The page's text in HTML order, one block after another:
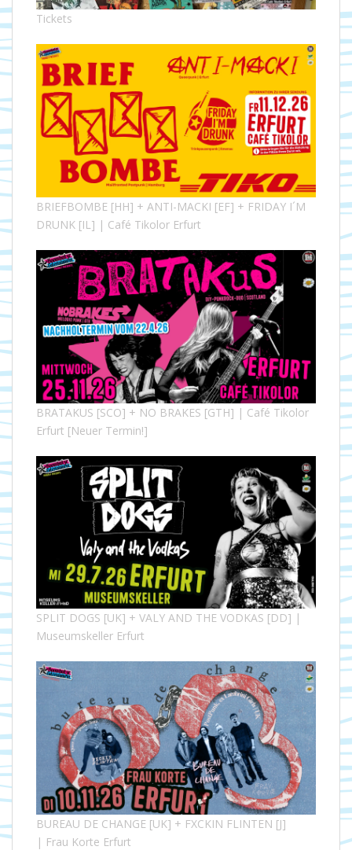
Tickets
BRIEFBOMBE [HH] + ANTI-MACKI [EF] + FRIDAY I´M
DRUNK [IL] | Café Tikolor Erfurt
BRATAKUS [SCO] + NO BRAKES [GTH] | Café Tikolor
Erfurt [Neuer Termin!]
SPLIT DOGS [UK] + VALY AND THE VODKAS [DD] |
Museumskeller Erfurt
BUREAU DE CHANGE [UK] + FXCKIN FLINTEN [J]
| Frau Korte Erfurt